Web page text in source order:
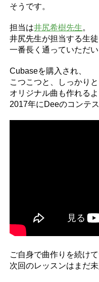
そうです。
担当は井尻希樹先生。
井尻先生が担当する生
一番長く通っていただ
Cubaseを購入され、
こつこつと、しっかり
オリジナル曲も作れるよ
2017年にDeeのコンテ
ご自身で曲作りを続け
次回のレッスンはまだ未